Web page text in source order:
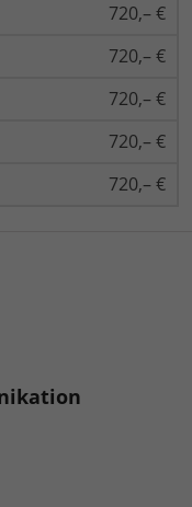
720,– €
720,– €
720,– €
720,– €
720,– €